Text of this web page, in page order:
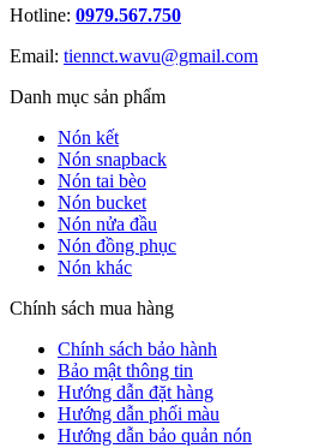
Hotline: 0979.567.750
Email: tiennct.wavu@gmail.com
Danh mục sản phẩm
Nón kết
Nón snapback
Nón tai bèo
Nón bucket
Nón nửa đầu
Nón đồng phục
Nón khác
Chính sách mua hàng
Chính sách bảo hành
Bảo mật thông tin
Hướng dẫn đặt hàng
Hướng dẫn phối màu
Hướng dẫn bảo quản nón